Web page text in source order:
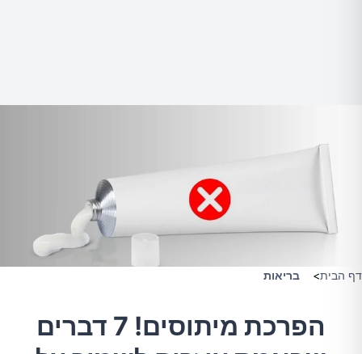
דף הבית> בריאות
הפרכת מיתוסים! 7 דברים